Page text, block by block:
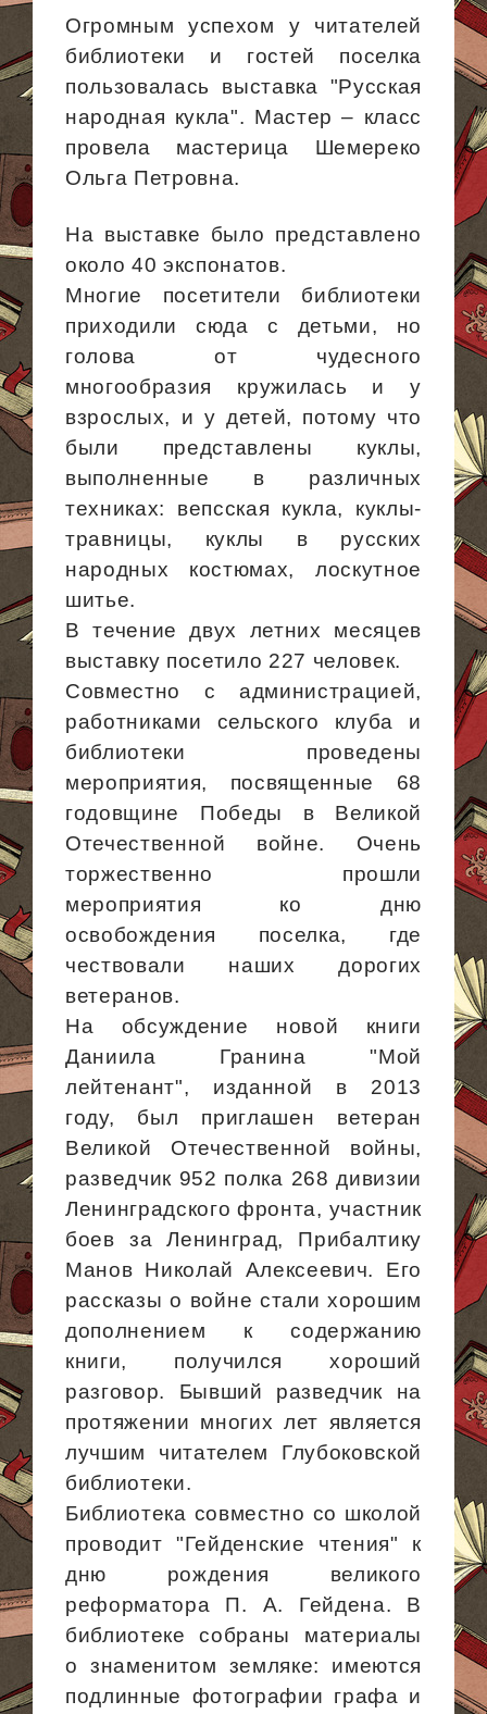
Огромным успехом у читателей
библиотеки и гостей поселка
пользовалась выставка "Русская
народная кукла". Мастер – класс
провела мастерица Шемереко
Ольга Петровна.
На выставке было представлено
около 40 экспонатов.
Многие посетители библиотеки
приходили сюда с детьми, но
голова от чудесного
многообразия кружилась и у
взрослых, и у детей, потому что
были представлены куклы,
выполненные в различных
техниках: вепсская кукла, куклы-
травницы, куклы в русских
народных костюмах, лоскутное
шитье.
В течение двух летних месяцев
выставку посетило 227 человек.
Совместно с администрацией,
работниками сельского клуба и
библиотеки проведены
мероприятия, посвященные 68
годовщине Победы в Великой
Отечественной войне. Очень
торжественно прошли
мероприятия ко дню
освобождения поселка, где
чествовали наших дорогих
ветеранов.
На обсуждение новой книги
Даниила Гранина "Мой
лейтенант", изданной в 2013
году, был приглашен ветеран
Великой Отечественной войны,
разведчик 952 полка 268 дивизии
Ленинградского фронта, участник
боев за Ленинград, Прибалтику
Манов Николай Алексеевич. Его
рассказы о войне стали хорошим
дополнением к содержанию
книги, получился хороший
разговор. Бывший разведчик на
протяжении многих лет является
лучшим читателем Глубоковской
библиотеки.
Библиотека совместно со школой
проводит "Гейденские чтения" к
дню рождения великого
реформатора П. А. Гейдена. В
библиотеке собраны материалы
о знаменитом земляке: имеются
подлинные фотографии графа и